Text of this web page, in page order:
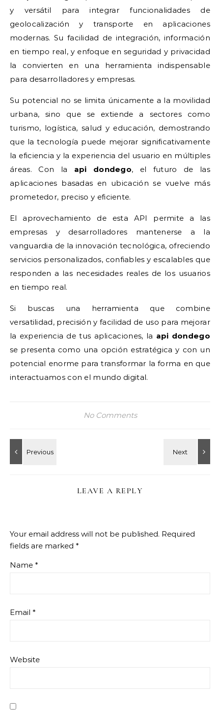
y versátil para integrar funcionalidades de
geolocalización y transporte en aplicaciones
modernas. Su facilidad de integración, información
en tiempo real, y enfoque en seguridad y privacidad
la convierten en una herramienta indispensable
para desarrolladores y empresas.
Su potencial no se limita únicamente a la movilidad
urbana, sino que se extiende a sectores como
turismo, logística, salud y educación, demostrando
que la tecnología puede mejorar significativamente
la eficiencia y la experiencia del usuario en múltiples
áreas. Con la api dondego, el futuro de las
aplicaciones basadas en ubicación se vuelve más
prometedor, preciso y eficiente.
El aprovechamiento de esta API permite a las
empresas y desarrolladores mantenerse a la
vanguardia de la innovación tecnológica, ofreciendo
servicios personalizados, confiables y escalables que
responden a las necesidades reales de los usuarios
en tiempo real.
Si buscas una herramienta que combine
versatilidad, precisión y facilidad de uso para mejorar
la experiencia de tus aplicaciones, la api dondego
se presenta como una opción estratégica y con un
potencial enorme para transformar la forma en que
interactuamos con el mundo digital.
No Comments
LEAVE A REPLY
Your email address will not be published. Required
fields are marked *
Name *
Email *
Website